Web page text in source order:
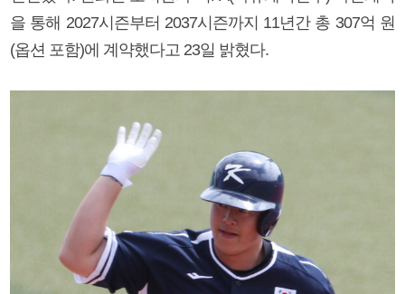
을 통해 2027시즌부터 2037시즌까지 11년간 총 307억 원
(옵션 포함)에 계약했다고 23일 밝혔다.